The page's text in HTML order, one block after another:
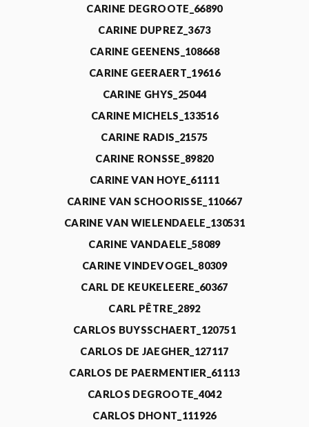
CARINE DEGROOTE_66890
CARINE DUPREZ_3673
CARINE GEENENS_108668
CARINE GEERAERT_19616
CARINE GHYS_25044
CARINE MICHELS_133516
CARINE RADIS_21575
CARINE RONSSE_89820
CARINE VAN HOYE_61111
CARINE VAN SCHOORISSE_110667
CARINE VAN WIELENDAELE_130531
CARINE VANDAELE_58089
CARINE VINDEVOGEL_80309
CARL DE KEUKELEERE_60367
CARL PÊTRE_2892
CARLOS BUYSSCHAERT_120751
CARLOS DE JAEGHER_127117
CARLOS DE PAERMENTIER_61113
CARLOS DEGROOTE_4042
CARLOS DHONT_111926